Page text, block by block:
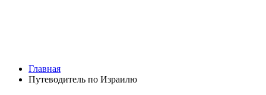
Главная
Путеводитель по Израилю